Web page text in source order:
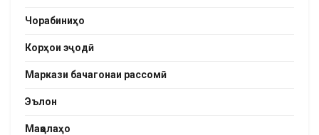
Чорабиниҳо
Корҳои эҷодӣ
Маркази бачагонаи рассомӣ
Эълон
Мақолаҳо